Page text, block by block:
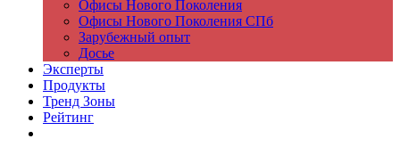
Офисы Нового Поколения
Офисы Нового Поколения СПб
Зарубежный опыт
Досье
Эксперты
Продукты
Тренд Зоны
Рейтинг